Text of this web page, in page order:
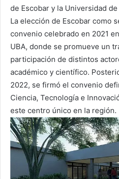
de Escobar y la Universidad
La elección de Escobar como
convenio celebrado en 2021
UBA, donde se promueve un
participación de distintos
académico y científico.
2022, se firmó el convenio
Ciencia, Tecnología e
este centro único en la región.